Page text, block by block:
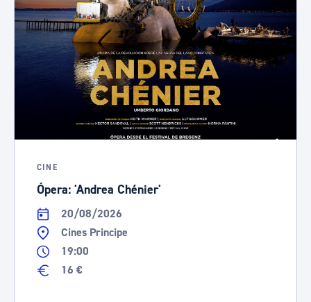
CINE
Ópera: 'Andrea Chénier'
20/08/2026
Cines Principe
19:00
16 €